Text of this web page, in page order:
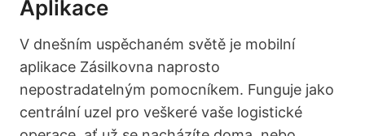
Aplikace
V dnešním uspěchaném světě je mobilní
aplikace Zásilkovna naprosto
nepostradatelným pomocníkem. Funguje jako
centrální uzel pro veškeré vaše logistické